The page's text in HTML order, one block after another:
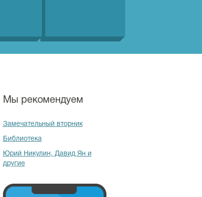
Мы рекомендуем
Замечательный вторник
Библиотека
Юрий Никулин, Давид Ян и
другие